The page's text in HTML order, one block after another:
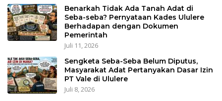
Benarkah Tidak Ada Tanah Adat di
Seba-seba? Pernyataan Kades Ululere
Berhadapan dengan Dokumen
Pemerintah
Juli 11, 2026
Sengketa Seba-Seba Belum Diputus,
Masyarakat Adat Pertanyakan Dasar Izin
PT Vale di Ululere
Juli 8, 2026